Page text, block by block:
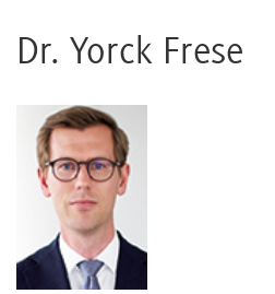
Webinare
Learnings
Dr. Yorck Frese